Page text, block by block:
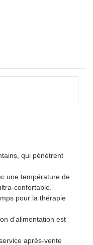
qui pénètrent
une température de
confortable.
pour la thérapie
d'alimentation est
après-vente